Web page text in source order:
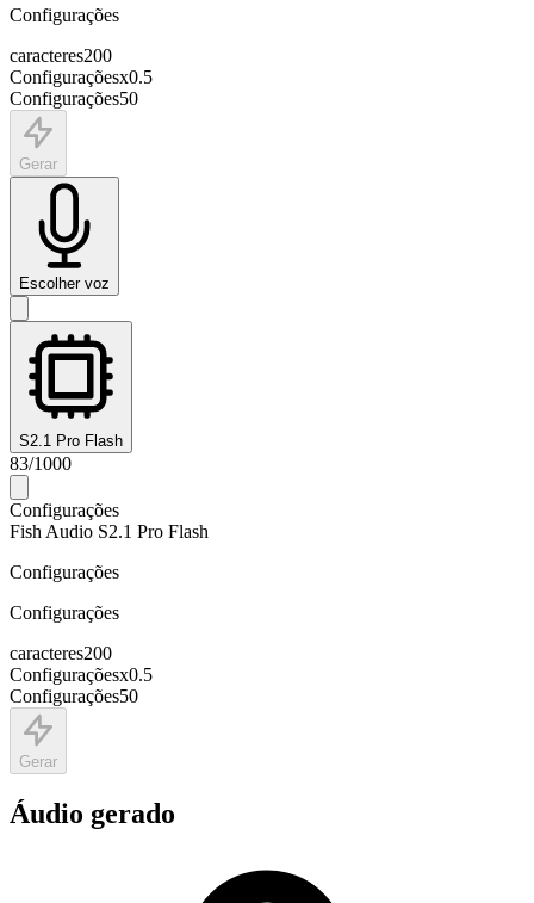
Configurações
caracteres200
Configuraçõesx0.5
Configurações50
Gerar
Escolher voz
S2.1 Pro Flash
83/1000
Configurações
Fish Audio S2.1 Pro Flash
Configurações
Configurações
caracteres200
Configuraçõesx0.5
Configurações50
Gerar
Áudio gerado